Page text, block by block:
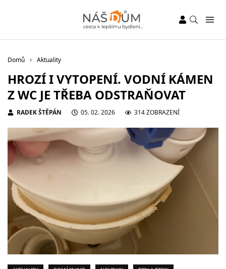
Domů Aktuality
HROZÍ I VYTOPENÍ. VODNÍ KÁMEN
Z WC JE TŘEBA ODSTRAŇOVAT
RADEK ŠTĚPÁN 05. 02. 2026 314 ZOBRAZENÍ